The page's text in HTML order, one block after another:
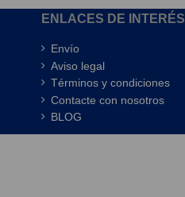
ENLACES DE INTERÉS
Envío
Aviso legal
Términos y condiciones
Contacte con nosotros
BLOG